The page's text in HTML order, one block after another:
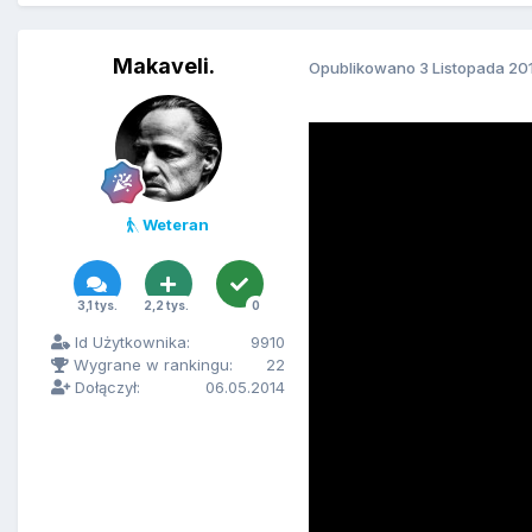
Makaveli.
Weteran
3,1 tys. 2,2 tys. 0
Id Użytkownika:
9910
Wygrane w rankingu:
22
Dołączył:
06.05.2014
Opublikowano 3 Listopada